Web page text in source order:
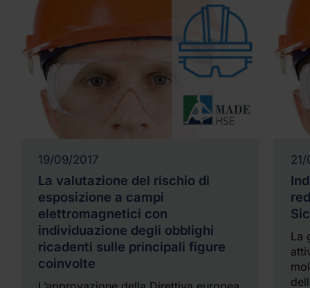
19/09/2017
La valutazione del rischio di
esposizione a campi
elettromagnetici con
individuazione degli obblighi
ricadenti sulle principali figure
coinvolte
La